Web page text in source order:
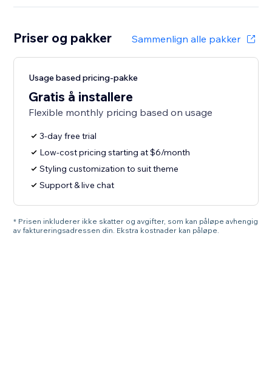
Priser og pakker Sammenlign alle pakker
Usage based pricing-pakke
Gratis å installere
Flexible monthly pricing based on usage
3-day free trial
Low-cost pricing starting at $6/month
Styling customization to suit theme
Support & live chat
* Prisen inkluderer ikke skatter og avgifter, som kan påløpe avhengig
av faktureringsadressen din. Ekstra kostnader kan påløpe.